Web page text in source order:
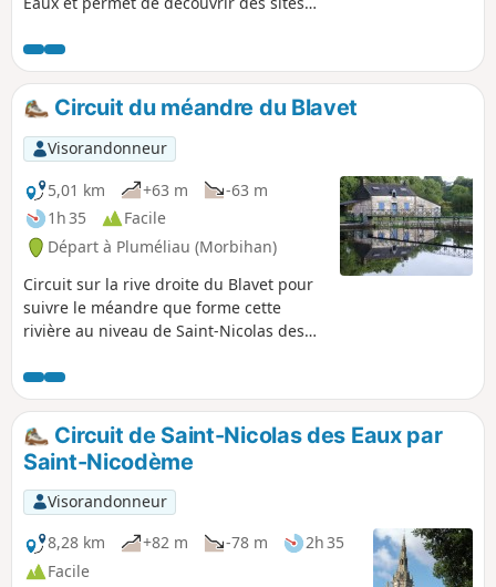
Lande du Crano) ainsi que de remarquables
éléments du patrimoine bâti breton (chapelle
semi-troglodyte Saint-Gildas, maisons nobles
de Bieuzy, Chapelle Saint- Nicodème, écluses).
Cette promenade est assez bien balisée
(balisage Jaune PR®).
Circuit du méandre du Blavet
Visorandonneur
5,01 km
+63 m
-63 m
1h 35
Facile
Départ à Pluméliau (Morbihan)
Circuit sur la rive droite du Blavet pour
suivre le méandre que forme cette
rivière au niveau de Saint-Nicolas des
Circuit de Saint-Nicolas des Eaux par
Saint-Nicodème
Visorandonneur
8,28 km
+82 m -78 m
2h 35
Facile